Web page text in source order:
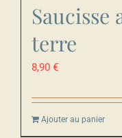
Saucisse
terre
8,90 €
Ajouter au panier